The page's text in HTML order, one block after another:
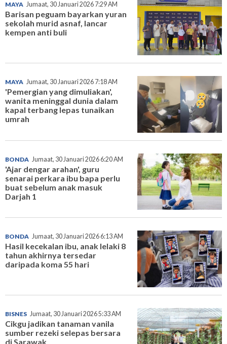
MAYA Jumaat, 30 Januari 2026 7:29 AM
Barisan peguam bayarkan yuran
sekolah murid asnaf, lancar
kempen anti buli
MAYA Jumaat, 30 Januari 2026 7:18 AM
'Pemergian yang dimuliakan',
wanita meninggal dunia dalam
kapal terbang lepas tunaikan
umrah
BONDA Jumaat, 30 Januari 2026 6:20 AM
'Ajar dengar arahan', guru
senarai perkara ibu bapa perlu
buat sebelum anak masuk
Darjah 1
BONDA Jumaat, 30 Januari 2026 6:13 AM
Hasil kecekalan ibu, anak lelaki 8
tahun akhirnya tersedar
daripada koma 55 hari
BISNES Jumaat, 30 Januari 2026 5:33 AM
Cikgu jadikan tanaman vanila
sumber rezeki selepas bersara
di Sarawak